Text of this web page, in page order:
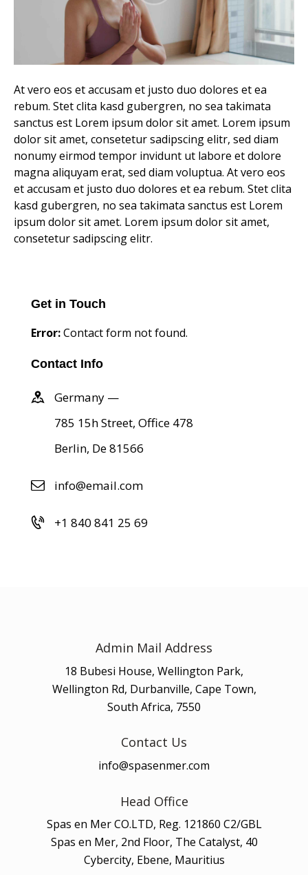
At vero eos et accusam et justo duo dolores et ea
rebum. Stet clita kasd gubergren, no sea takimata
sanctus est Lorem ipsum dolor sit amet. Lorem ipsum
dolor sit amet, consetetur sadipscing elitr, sed diam
nonumy eirmod tempor invidunt ut labore et dolore
magna aliquyam erat, sed diam voluptua. At vero eos
et accusam et justo duo dolores et ea rebum. Stet clita
kasd gubergren, no sea takimata sanctus est Lorem
ipsum dolor sit amet. Lorem ipsum dolor sit amet,
consetetur sadipscing elitr.
Get in Touch
Error:Contact form not found.
Contact Info
Germany —
785 15h Street, Office 478
Berlin, De 81566
info@email.com
+1 840 841 25 69
Admin Mail Address
18 Bubesi House, Wellington Park,
Wellington Rd, Durbanville, Cape Town,
South Africa, 7550
Contact Us
info@spasenmer.com
Head Office
Spas en Mer CO.LTD, Reg. 121860 C2/GBL
Spas en Mer, 2nd Floor, The Catalyst, 40
Cybercity, Ebene, Mauritius